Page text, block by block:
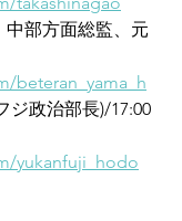
中部方面総監、元
beteran_yama_h
ジ政治部長)/17:00
yukanfuji_hodo